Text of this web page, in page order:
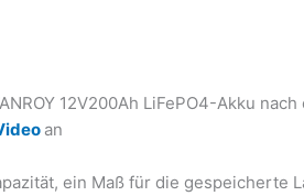
12V200Ah LiFePO4-Akku
an
ein Maß für die gespeicherte